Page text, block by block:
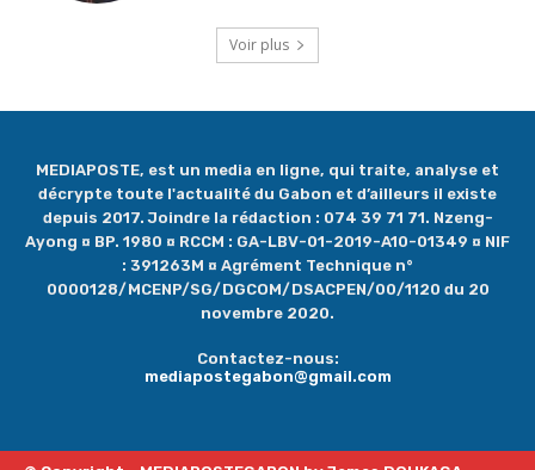
Voir plus
MEDIAPOSTE, est un media en ligne, qui traite, analyse et
décrypte toute l'actualité du Gabon et d’ailleurs il existe
depuis 2017. Joindre la rédaction : 074 39 71 71. Nzeng-
Ayong ¤ BP. 1980 ¤ RCCM : GA-LBV-01-2019-A10-01349 ¤ NIF
: 391263M ¤ Agrément Technique n°
0000128/MCENP/SG/DGCOM/DSACPEN/00/1120 du 20
novembre 2020.
Contactez-nous:
mediapostegabon@gmail.com